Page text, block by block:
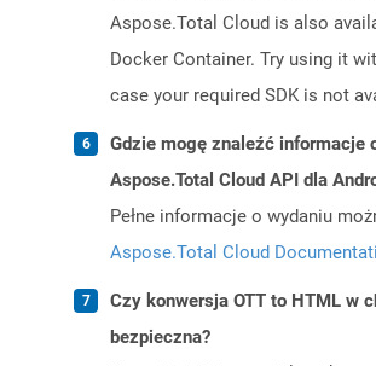
Aspose.Total Cloud is also
Docker Container. Try using it
case your required SDK is not
Gdzie mogę znaleźć informacje
Aspose.Total Cloud API dla
Pełne informacje o wydaniu
Aspose.Total Cloud
Czy konwersja OTT to HTML w
bezpieczna?